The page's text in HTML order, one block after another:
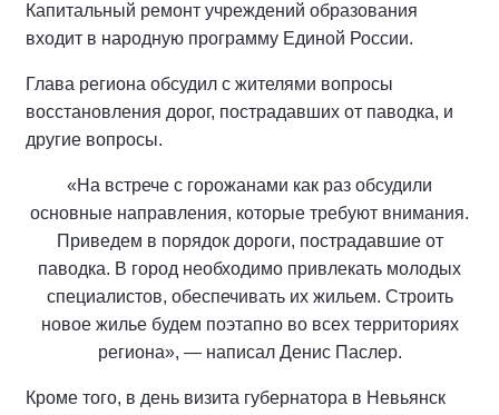
Капитальный ремонт учреждений образования
входит в народную программу Единой России.
Глава региона обсудил с жителями вопросы
восстановления дорог, пострадавших от паводка, и
другие вопросы.
«На встрече с горожанами как раз обсудили
основные направления, которые требуют внимания.
Приведем в порядок дороги, пострадавшие от
паводка. В город необходимо привлекать молодых
специалистов, обеспечивать их жильем. Строить
новое жилье будем поэтапно во всех территориях
региона», — написал Денис Паслер.
Кроме того, в день визита губернатора в Невьянск